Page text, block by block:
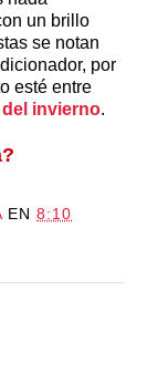
un brillo
se notan
por
esté entre
invierno.
EN 8:10